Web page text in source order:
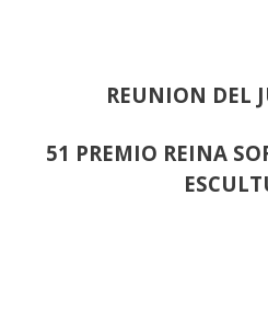
REUNION DEL
51 PREMIO REINA